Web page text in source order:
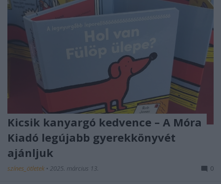
Kicsik kanyargó kedvence – A Móra
Kiadó legújabb gyerekkönyvét
ajánljuk
színes_ötletek • 2025. március 13. 0